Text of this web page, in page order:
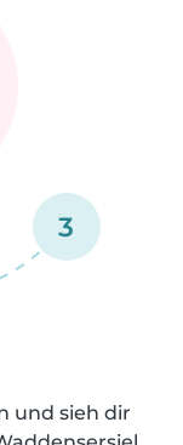
3
und sieh dir